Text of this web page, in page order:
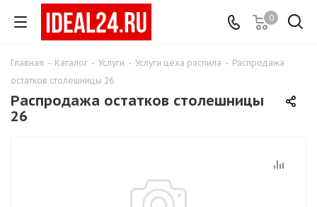
0
Главная - Каталог - Услуги - Услуги цеха распила - Распродажа
остатков столешницы 26
Распродажа остатков столешницы
26